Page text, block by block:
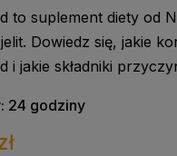
to suplement diety od
Dowiedz się, jakie
i jakie składniki
24 godziny